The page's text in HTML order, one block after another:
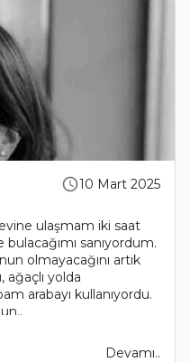
10 Mart 2025
ulaşmam iki saat
sanıyordum.
olmayacağını artık
yolda
arabayı kullanıyordu.
Devamı..